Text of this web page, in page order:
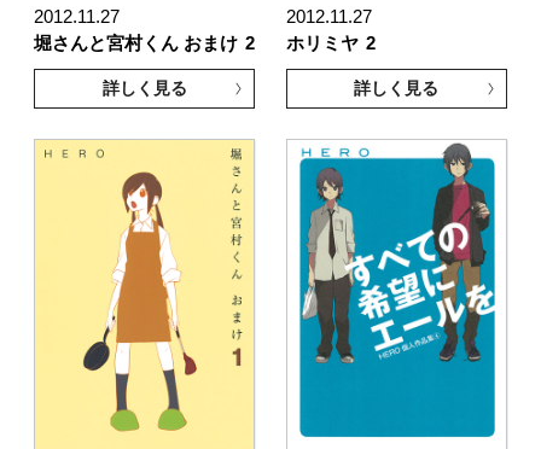
2012.11.27
堀さんと宮村くん おまけ 2
詳しく見る
2012.11.27
ホリミヤ 2
詳しく見る